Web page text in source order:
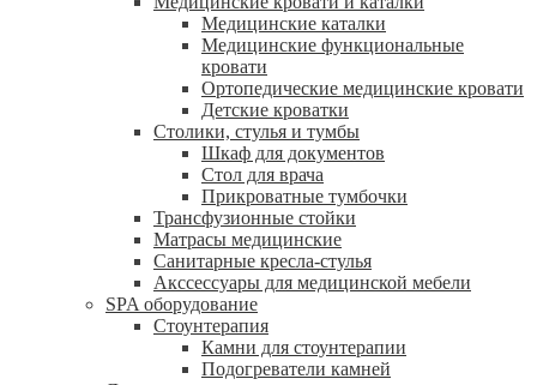
Медицинские каталки
Медицинские функциональные
кровати
Ортопедические медицинские кровати
Детские кроватки
Столики, стулья и тумбы
Шкаф для документов
Стол для врача
Прикроватные тумбочки
Трансфузионные стойки
Матрасы медицинские
Санитарные кресла-стулья
Акссессуары для медицинской мебели
SPA оборудование
Стоунтерапия
Камни для стоунтерапии
Подогреватели камней